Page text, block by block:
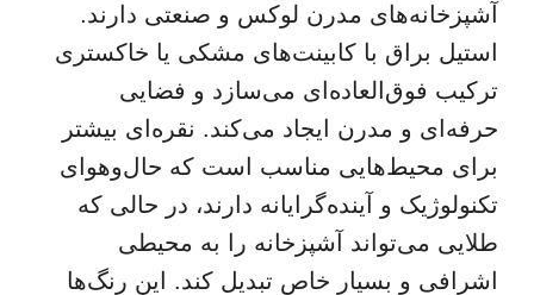
آشپزخانه‌های مدرن لوکس و صنعتی دارند.
استیل براق با کابینت‌های مشکی یا خاکستری
ترکیب فوق‌العاده‌ای می‌سازد و فضایی
حرفه‌ای و مدرن ایجاد می‌کند. نقره‌ای بیشتر
برای محیط‌هایی مناسب است که حال‌وهوای
تکنولوژیک و آینده‌گرایانه دارند، در حالی که
طلایی می‌تواند آشپزخانه را به محیطی
اشرافی و بسیار خاص تبدیل کند. این رنگ‌ها